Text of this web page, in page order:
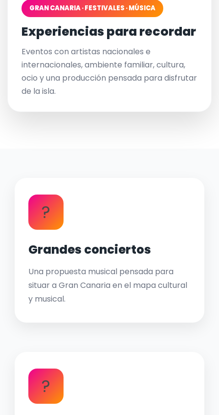
GRAN CANARIA · FESTIVALES · MÚSICA
Experiencias para recordar
Eventos con artistas nacionales e
internacionales, ambiente familiar, cultura,
ocio y una producción pensada para disfrutar
de la isla.
?
Grandes conciertos
Una propuesta musical pensada para
situar a Gran Canaria en el mapa cultural
y musical.
?